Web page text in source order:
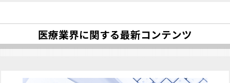
医療業界に関する最新コンテンツ